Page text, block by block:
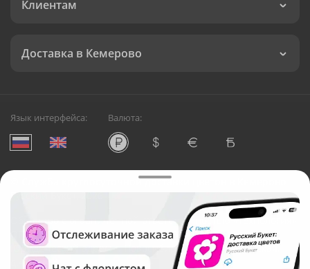
Клиентам
Доставка в Кемерово
Язык интерфейса: Валюта:
Служба круглосуточной доставки цветов в Кемерово
Русский Букет, 2026
Общество с ограниченной ответственностью «Технология»
ОГРН: 1195476081745, ИНН: 5410081997
Юридический адрес: г. Новосибирск, ул. Ипподромская,
д.42, оф. 3